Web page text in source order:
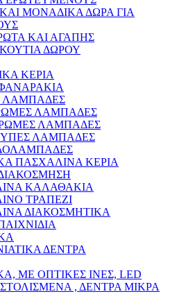
ΜΟΝΑΔΙΚΑ ΔΩΡΑ ΓΙΑ
ΚΑΙ ΑΓΑΠΗΣ
ΔΩΡΟΥ
ΚΕΡΙΑ
ΛΑΜΠΑΔΕΣ
ΛΑΜΠΑΔΕΣ
ΛΑΜΠΑΔΕΣ
ΛΑΜΠΑΔΕΣ
ΠΑΣΧΑΛΙΝΑ ΚΕΡΙΑ
ΚΑΛΑΘΑΚΙΑ
ΤΡΑΠΕΖΙ
ΔΙΑΚΟΣΜΗΤΙΚΑ
ΔΕΝΤΡΑ
ΜΕ ΟΠΤΙΚΕΣ ΙΝΕΣ, LED
, ΔΕΝΤΡΑ ΜΙΚΡΑ